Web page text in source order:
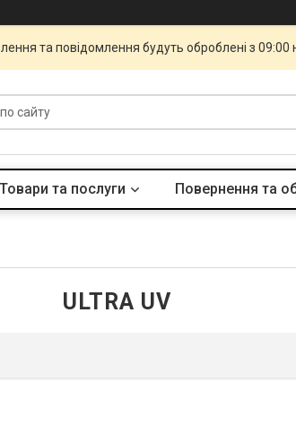
та повідомлення будуть оброблені з
Товари та послуги Повернення та
ULTRA UV